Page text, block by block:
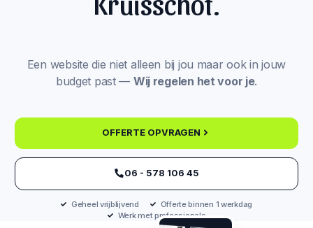
Een website die niet alleen bij jou maar ook in jouw
budget past — Wij regelen het voor je.
OFFERTE OPVRAGEN
‪06 - 578 106 45‬
Geheel vrijblijvend
Offerte binnen 1 werkdag
Werk met professionals